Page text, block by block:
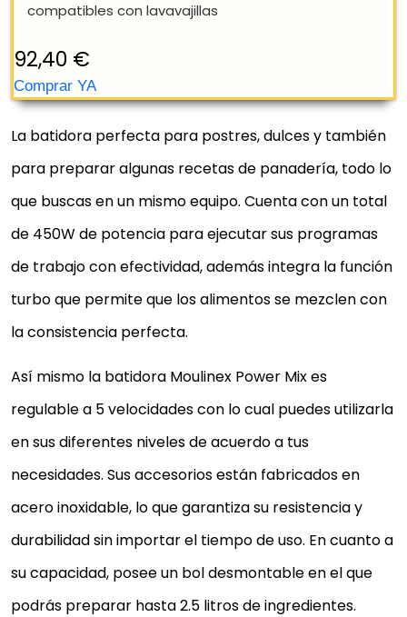
MOULINEX EASY MAX HM4121 -
AUTOMÁTICO, ESPÁTULA DE MEZCLADO,
450 W, 2.5 L,...
450 W de potencia regulables a través de 5
velocidades y turbo
La batidora perfecta para postres, dulces y también
para preparar algunas recetas de panadería, todo lo
que buscas en un mismo equipo. Cuenta con un total
de 450W de potencia para ejecutar sus programas
de trabajo con efectividad, además integra la función
turbo que permite que los alimentos se mezclen con
la consistencia perfecta.
Así mismo la batidora Moulinex Power Mix es
regulable a 5 velocidades con lo cual puedes utilizarla
en sus diferentes niveles de acuerdo a tus
necesidades. Sus accesorios están fabricados en
acero inoxidable, lo que garantiza su resistencia y
durabilidad sin importar el tiempo de uso. En cuanto a
su capacidad, posee un bol desmontable en el que
podrás preparar hasta 2.5 litros de ingredientes.